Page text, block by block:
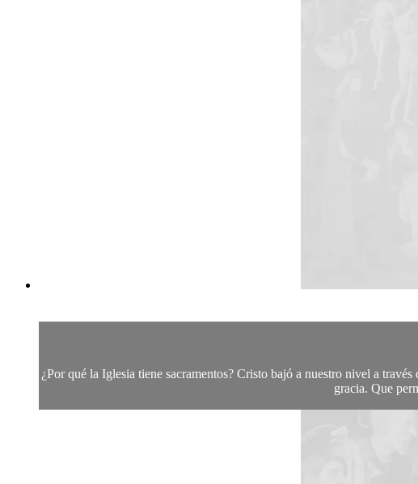
¿Por qué la Iglesia tiene sacramentos? Cristo bajó a nuestro nivel a
gracia. Que